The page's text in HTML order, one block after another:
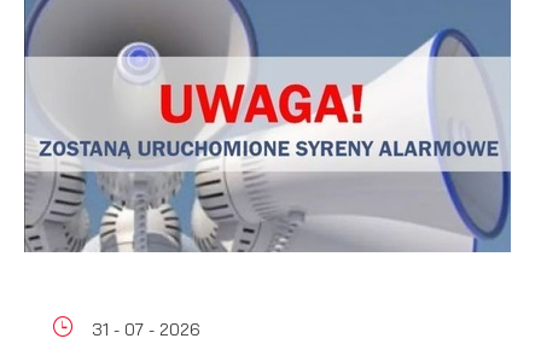
31 - 07 - 2026